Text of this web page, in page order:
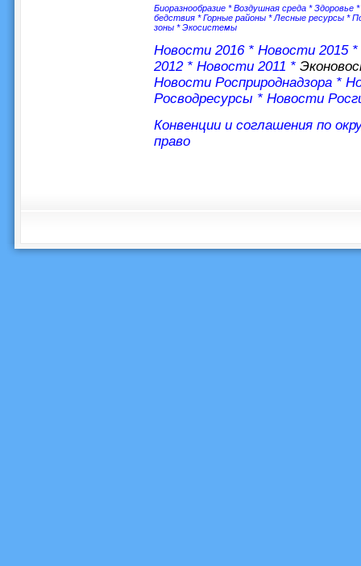
Биоразнообразие *Воздушная среда *Здоровье *
бедствия *Горные районы *Лесные ресурсы *
зоны *Экосистемы
Новости 2016* Новости 2015*
2012* Новости 2011 *
Новости Росприроднадзора*
Росводресурсы * Новости
Конвенции и соглашения по
право